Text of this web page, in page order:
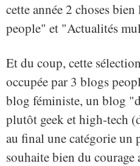
cette année 2 choses
people" et "Actualités
Et du coup, cette
occupée par 3 blogs
blog féministe, un blog
plutôt geek et high-tech
au final une catégorie un
souhaite bien du courage